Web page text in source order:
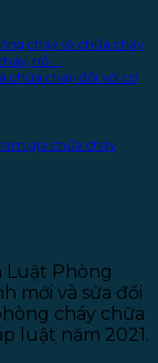
cháy và chữa cháy
nổ
chữa cháy đối với cơ
gia chữa cháy
Luật Phòng
mới và sửa đổi
cháy chữa
luật năm 2021.